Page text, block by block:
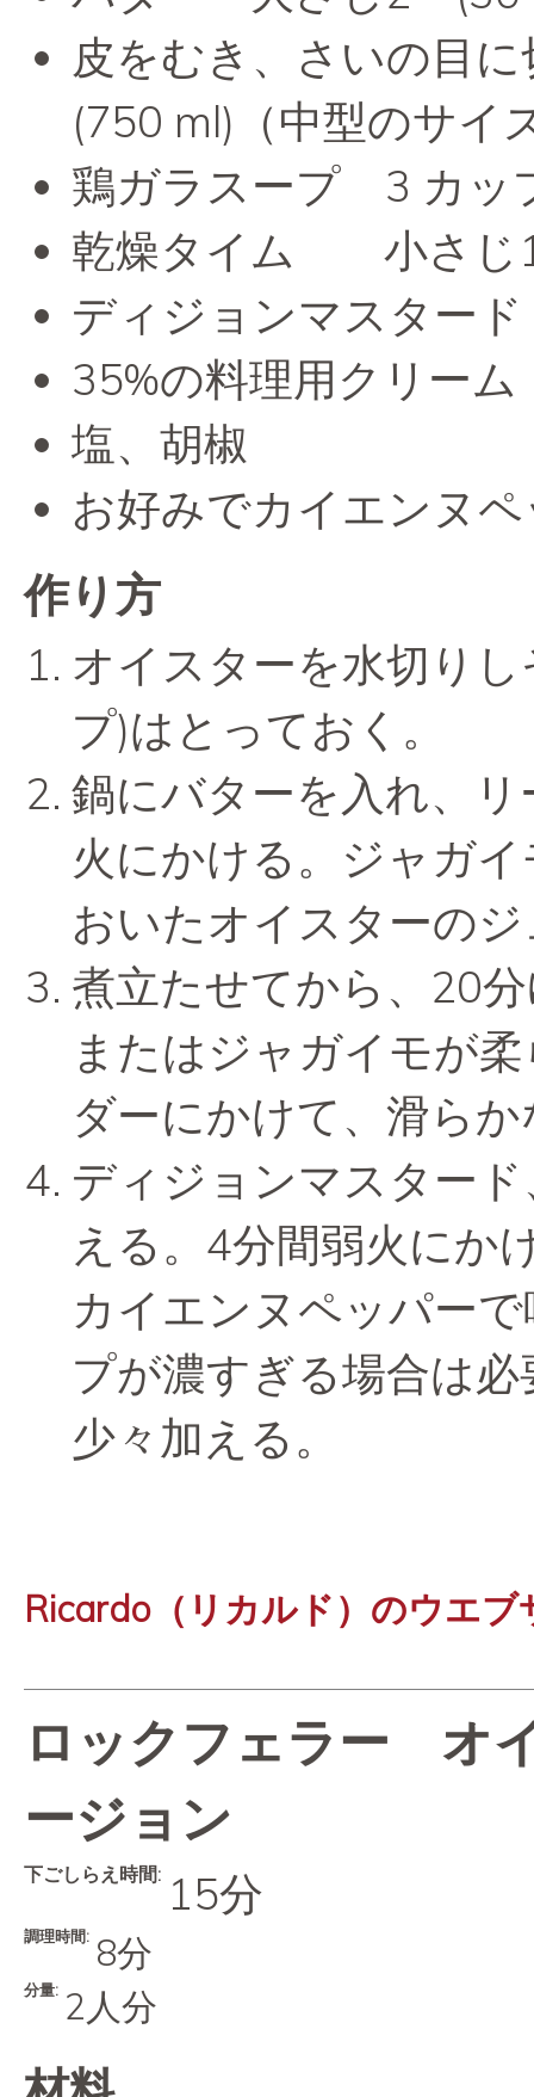
皮をむき、さいの目
(750 ml)（中型のサ
鶏ガラスープ 3 カッ
乾燥タイム 小さじ
ディジョンマスタ
35%の料理用クリー
塩、胡椒
お好みでカイエンヌ
作り方
オイスターを水切り
プ)はとっておく。
鍋にバターを入れ、
火にかける。ジャガ
おいたオイスターの
煮立たせてから、20
またはジャガイモが
ダーにかけて、滑ら
ディジョンマスター
える。4分間弱火にか
カイエンヌペッパー
プが濃すぎる場合は
少々加える。
Ricardo（リカルド）のウエブ
ロックフェラー
ージョン
下ごしらえ時間: 15分
調理時間: 8分
分量: 2人分